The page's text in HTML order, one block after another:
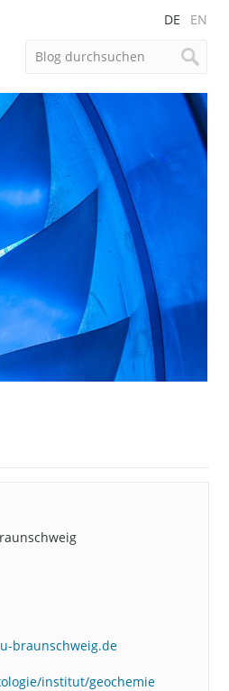
DE EN
braunschweig.de
institut/geochemie